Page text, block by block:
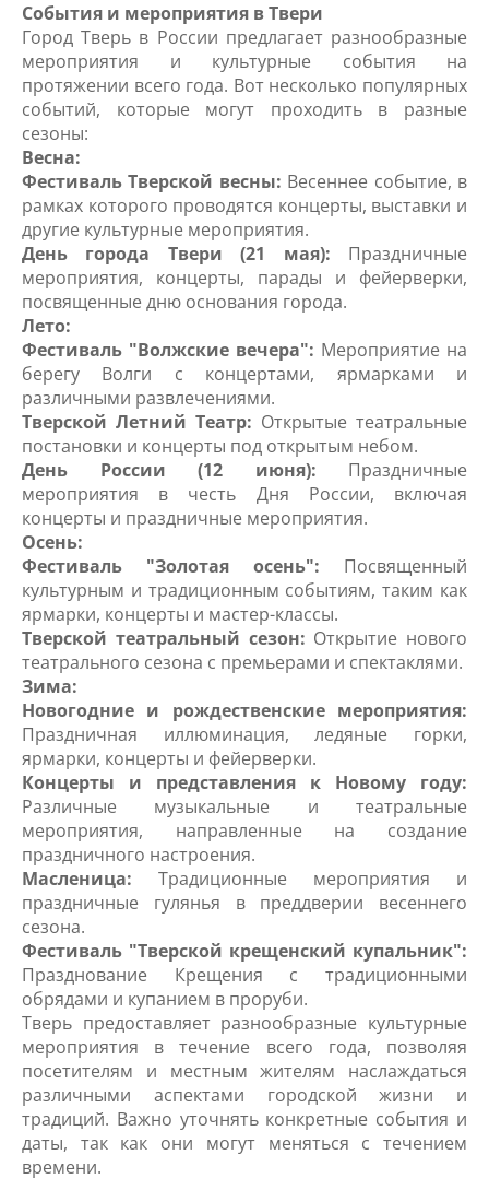
События и мероприятия в Твери
Город Тверь в России предлагает разнообразные
мероприятия и культурные события на
протяжении всего года. Вот несколько популярных
событий, которые могут проходить в разные
сезоны:
Весна:
Фестиваль Тверской весны: Весеннее событие, в
рамках которого проводятся концерты, выставки и
другие культурные мероприятия.
День города Твери (21 мая): Праздничные
мероприятия, концерты, парады и фейерверки,
посвященные дню основания города.
Лето:
Фестиваль "Волжские вечера": Мероприятие на
берегу Волги с концертами, ярмарками и
различными развлечениями.
Тверской Летний Театр: Открытые театральные
постановки и концерты под открытым небом.
День России (12 июня): Праздничные
мероприятия в честь Дня России, включая
концерты и праздничные мероприятия.
Осень:
Фестиваль "Золотая осень": Посвященный
культурным и традиционным событиям, таким как
ярмарки, концерты и мастер-классы.
Тверской театральный сезон: Открытие нового
театрального сезона с премьерами и спектаклями.
Зима:
Новогодние и рождественские мероприятия:
Праздничная иллюминация, ледяные горки,
ярмарки, концерты и фейерверки.
Концерты и представления к Новому году:
Различные музыкальные и театральные
мероприятия, направленные на создание
праздничного настроения.
Масленица: Традиционные мероприятия и
праздничные гулянья в преддверии весеннего
сезона.
Фестиваль "Тверской крещенский купальник":
Празднование Крещения с традиционными
обрядами и купанием в проруби.
Тверь предоставляет разнообразные культурные
мероприятия в течение всего года, позволяя
посетителям и местным жителям наслаждаться
различными аспектами городской жизни и
традиций. Важно уточнять конкретные события и
даты, так как они могут меняться с течением
времени.